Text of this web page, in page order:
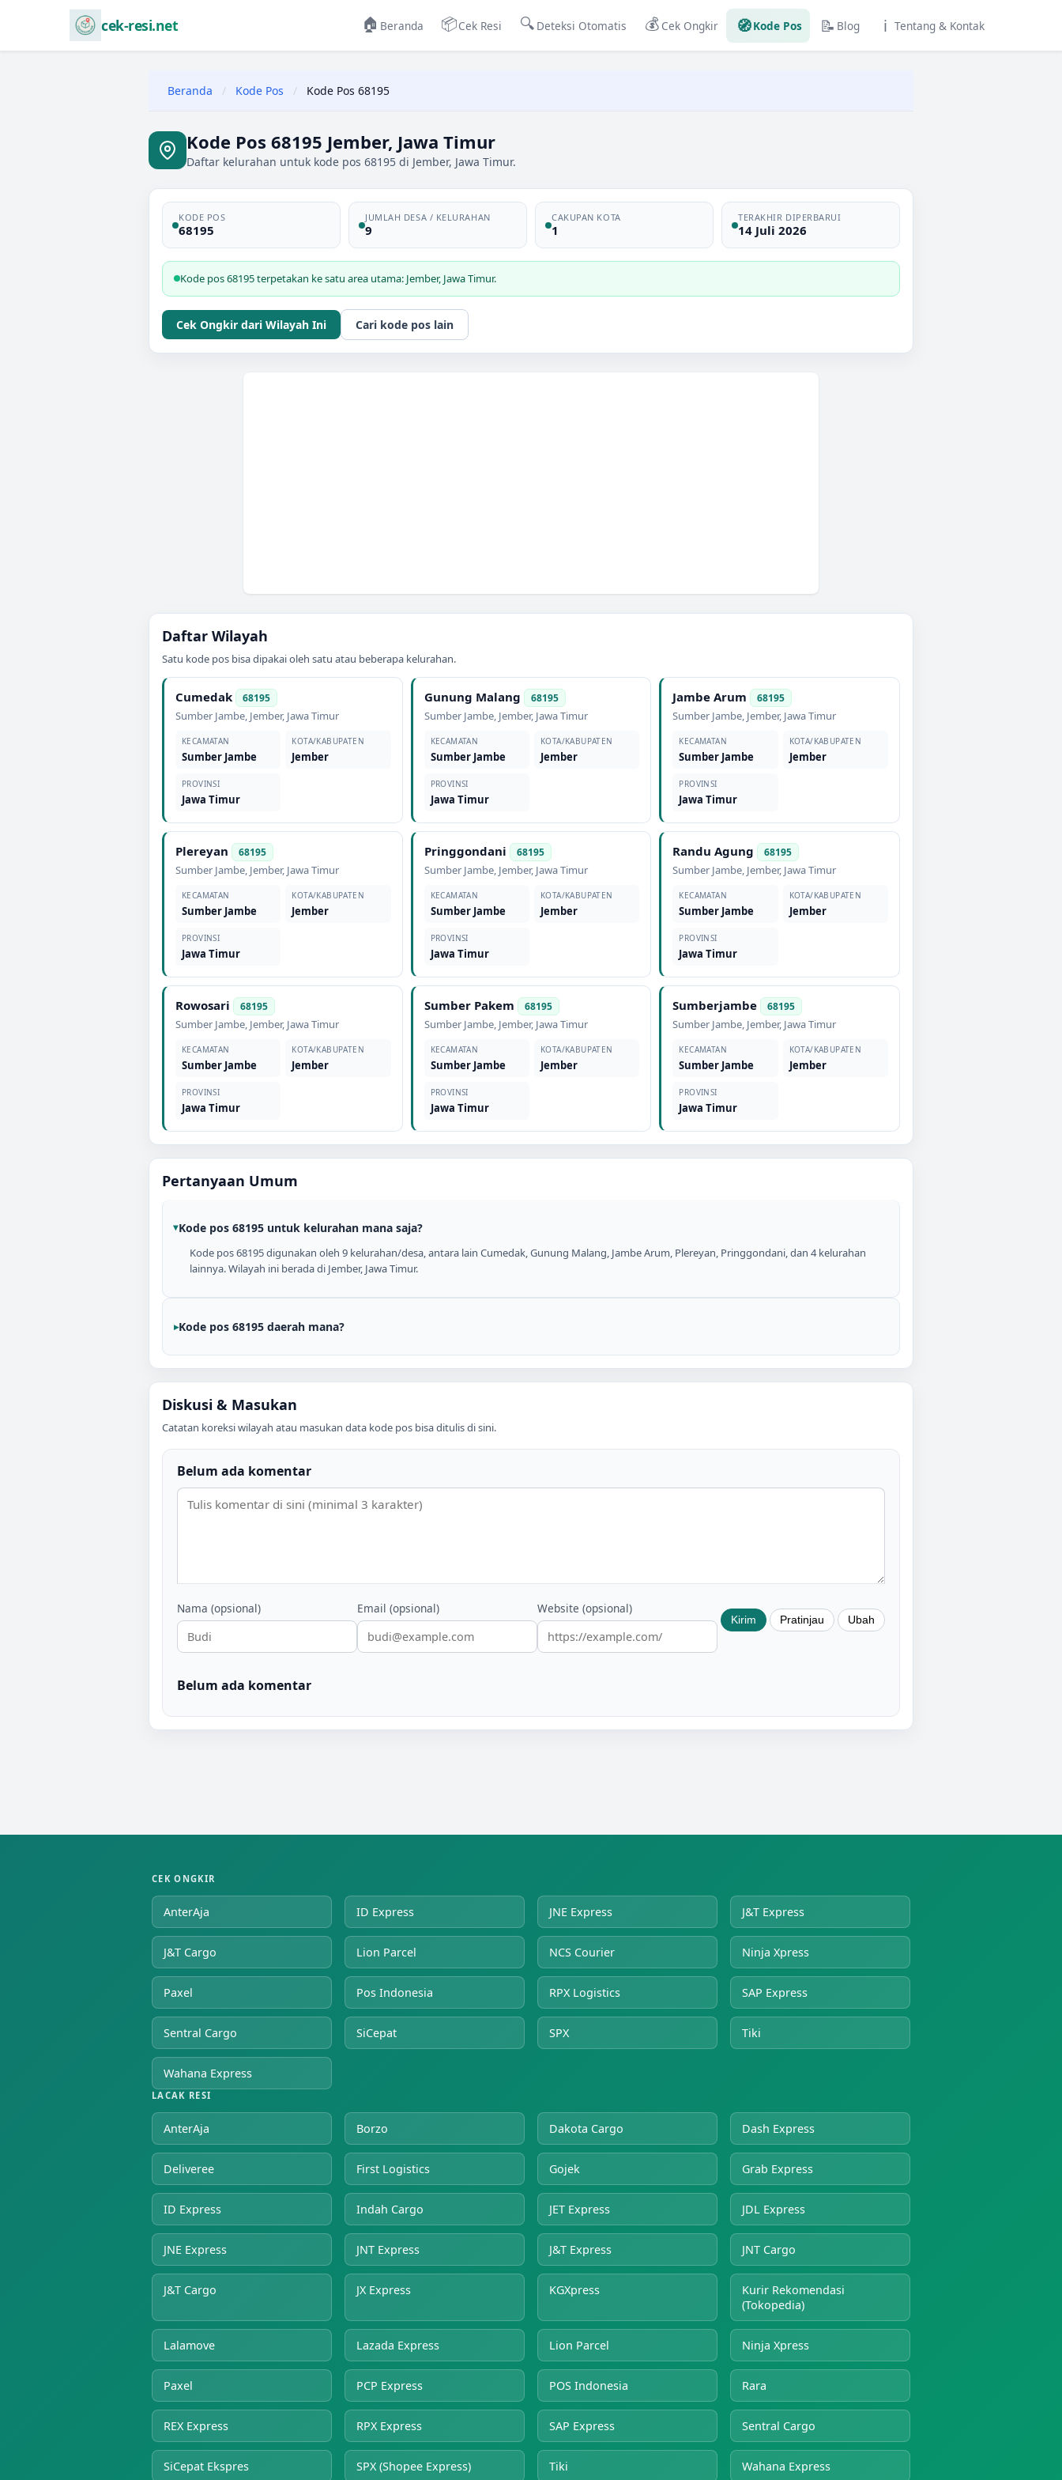
cek-resi.net 🏠 Beranda 📦Cek Resi 🔍 Deteksi Otomatis 💰 Cek Ongkir 🧭Kode Pos 📝 Blog ℹ️ Tentang & Kontak
Beranda / Kode Pos / Kode Pos 68195
Kode Pos 68195 Jember, Jawa Timur
Daftar kelurahan untuk kode pos 68195 di Jember, Jawa Timur.
KODE POS
68195
JUMLAH DESA / KELURAHAN
9
CAKUPAN KOTA
1
TERAKHIR DIPERBARUI
14 Juli 2026
Kode pos 68195 terpetakan ke satu area utama: Jember, Jawa Timur.
Cek Ongkir dari Wilayah Ini Cari kode pos lain
Daftar Wilayah
Satu kode pos bisa dipakai oleh satu atau beberapa kelurahan.
Cumedak 68195
Sumber Jambe, Jember, Jawa Timur
KECAMATAN
Sumber Jambe
KOTA/KABUPATEN
Jember
PROVINSI
Jawa Timur
Gunung Malang 68195
Sumber Jambe, Jember, Jawa Timur
KECAMATAN
Sumber Jambe
KOTA/KABUPATEN
Jember
PROVINSI
Jawa Timur
Jambe Arum 68195
Sumber Jambe, Jember, Jawa Timur
KECAMATAN
Sumber Jambe
KOTA/KABUPATEN
Jember
PROVINSI
Jawa Timur
Plereyan 68195
Sumber Jambe, Jember, Jawa Timur
KECAMATAN
Sumber Jambe
KOTA/KABUPATEN
Jember
PROVINSI
Jawa Timur
Pringgondani 68195
Sumber Jambe, Jember, Jawa Timur
KECAMATAN
Sumber Jambe
KOTA/KABUPATEN
Jember
PROVINSI
Jawa Timur
Randu Agung 68195
Sumber Jambe, Jember, Jawa Timur
KECAMATAN
Sumber Jambe
KOTA/KABUPATEN
Jember
PROVINSI
Jawa Timur
Rowosari 68195
Sumber Jambe, Jember, Jawa Timur
KECAMATAN
Sumber Jambe
KOTA/KABUPATEN
Jember
PROVINSI
Jawa Timur
Sumber Pakem 68195
Sumber Jambe, Jember, Jawa Timur
KECAMATAN
Sumber Jambe
KOTA/KABUPATEN
Jember
PROVINSI
Jawa Timur
Sumberjambe 68195
Sumber Jambe, Jember, Jawa Timur
KECAMATAN
Sumber Jambe
KOTA/KABUPATEN
Jember
PROVINSI
Jawa Timur
Pertanyaan Umum
Kode pos 68195 untuk kelurahan mana saja?
Kode pos 68195 digunakan oleh 9 kelurahan/desa, antara lain Cumedak, Gunung Malang, Jambe Arum, Plereyan, Pringgondani, dan 4 kelurahan
lainnya. Wilayah ini berada di Jember, Jawa Timur.
Kode pos 68195 daerah mana?
Diskusi & Masukan
Catatan koreksi wilayah atau masukan data kode pos bisa ditulis di sini.
Belum ada komentar
Nama (opsional) Email (opsional) Website (opsional)
Belum ada komentar
CEK ONGKIR
AnterAja ID Express JNE Express J&T Express
J&T Cargo Lion Parcel NCS Courier Ninja Xpress
Paxel Pos Indonesia RPX Logistics SAP Express
Sentral Cargo SiCepat SPX Tiki
Wahana Express
LACAK RESI
AnterAja Borzo Dakota Cargo Dash Express
Deliveree First Logistics Gojek Grab Express
ID Express Indah Cargo JET Express JDL Express
JNE Express JNT Express J&T Express JNT Cargo
J&T Cargo JX Express KGXpress
Kurir Rekomendasi
(Tokopedia)
Lalamove Lazada Express Lion Parcel Ninja Xpress
Paxel PCP Express POS Indonesia Rara
REX Express RPX Express SAP Express Sentral Cargo
SiCepat Ekspres SPX (Shopee Express) Tiki Wahana Express